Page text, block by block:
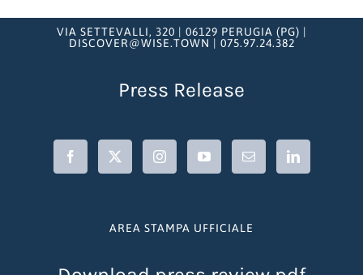
VIA SETTEVALLI, 320 | 06129 PERUGIA (PG) |
DISCOVER@WISE.TOWN | 075.97.24.382
Press Release
AREA STAMPA UFFICIALE